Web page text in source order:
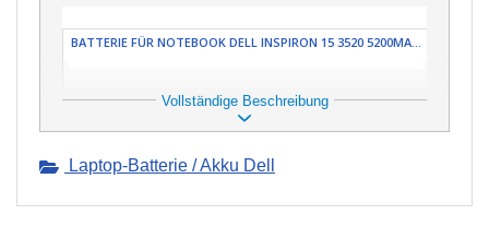
BATTERIE FÜR NOTEBOOK DELL INSPIRON 15 3520 5200MA...
Vollständige Beschreibung
Laptop-Batterie / Akku Dell